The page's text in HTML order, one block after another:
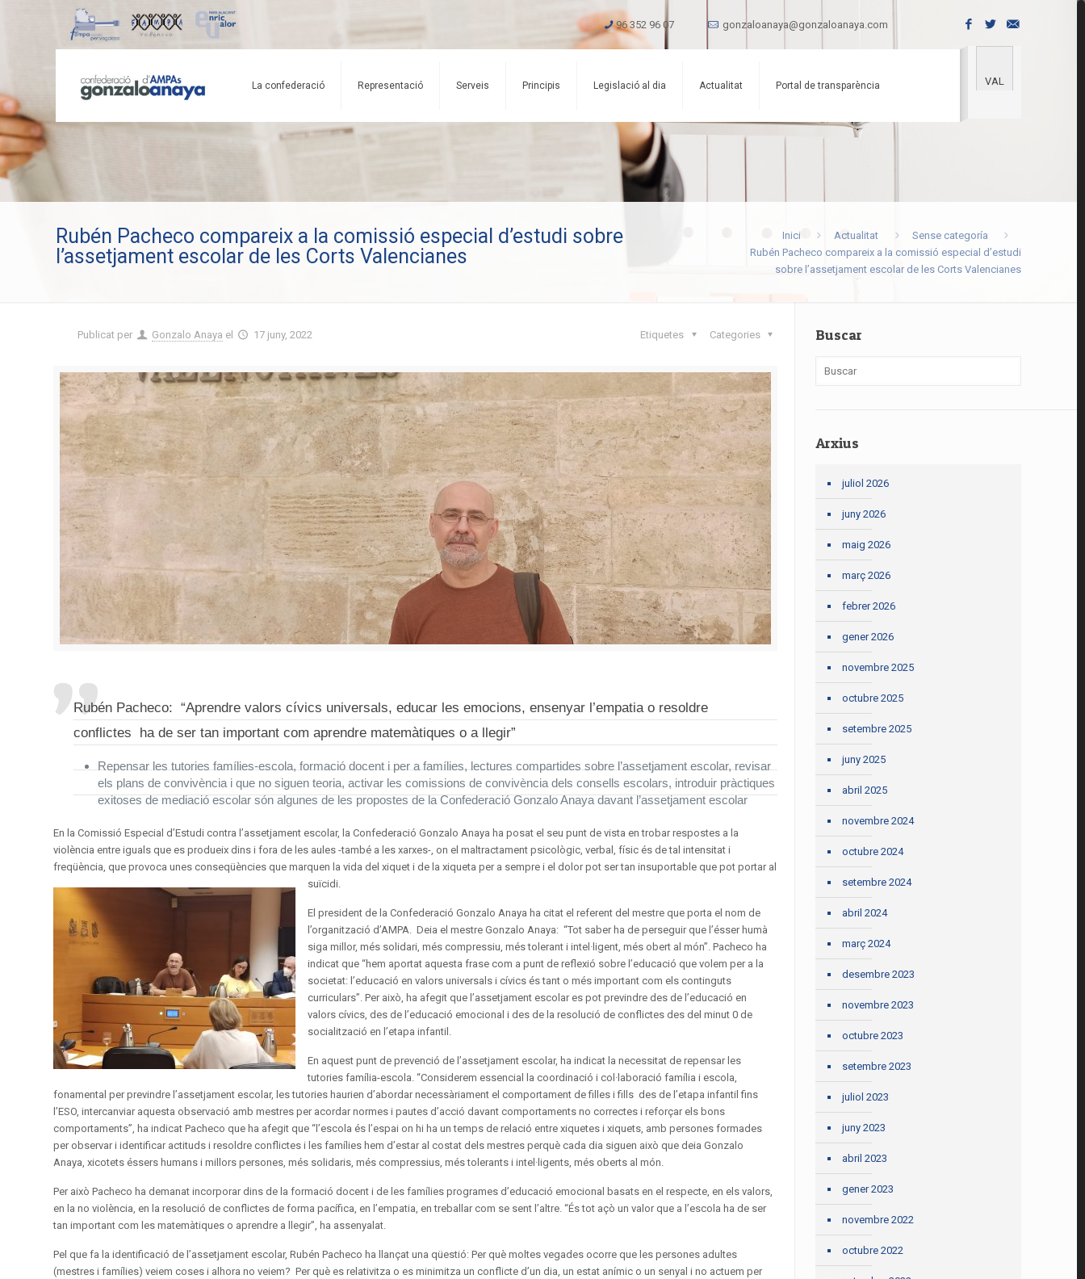
96 352 96 07 gonzaloanaya@gonzaloanaya.com
La confederació Representació Serveis Principis Legislació al dia Actualitat Portal de transparència VAL
Rubén Pacheco compareix a la comissió especial d’estudi sobre
l’assetjament escolar de les Corts Valencianes
Inici Actualitat
Sense categoría
Rubén Pacheco compareix a la comissió especial d’estudi
sobre l’assetjament escolar de les Corts Valencianes
Publicat per Gonzalo Anaya el 17 juny, 2022 Categories
Etiquetes
Rubén Pacheco: “Aprendre valors cívics universals, educar les emocions, ensenyar l’empatia o resoldre
conflictes ha de ser tan important com aprendre matemàtiques o a llegir”
Repensar les tutories famílies-escola, formació docent i per a famílies, lectures compartides sobre l’assetjament escolar, revisar
els plans de convivència i que no siguen teoria, activar les comissions de convivència dels consells escolars, introduir pràctiques
exitoses de mediació escolar són algunes de les propostes de la Confederació Gonzalo Anaya davant l’assetjament escolar
En la Comissió Especial d’Estudi contra l’assetjament escolar, la Confederació Gonzalo Anaya ha posat el seu punt de vista en trobar respostes a la
violència entre iguals que es produeix dins i fora de les aules -també a les xarxes-, on el maltractament psicològic, verbal, físic és de tal intensitat i
freqüència, que provoca unes conseqüències que marquen la vida del xiquet i de la xiqueta per a sempre i el dolor pot ser tan insuportable que pot portar al
suïcidi.
El president de la Confederació Gonzalo Anaya ha citat el referent del mestre que porta el nom de
l’organització d’AMPA. Deia el mestre Gonzalo Anaya: “Tot saber ha de perseguir que l’ésser humà
siga millor, més solidari, més compressiu, més tolerant i intel·ligent, més obert al món”. Pacheco ha
indicat que “hem aportat aquesta frase com a punt de reflexió sobre l’educació que volem per a la
societat: l’educació en valors universals i cívics és tant o més important com els continguts
curriculars”. Per això, ha afegit que l’assetjament escolar es pot previndre des de l’educació en
valors cívics, des de l’educació emocional i des de la resolució de conflictes des del minut 0 de
socialització en l’etapa infantil.
En aquest punt de prevenció de l’assetjament escolar, ha indicat la necessitat de repensar les
tutories família-escola. “Considerem essencial la coordinació i col·laboració família i escola,
fonamental per previndre l’assetjament escolar, les tutories haurien d’abordar necessàriament el comportament de filles i fills des de l’etapa infantil fins
l’ESO, intercanviar aquesta observació amb mestres per acordar normes i pautes d’acció davant comportaments no correctes i reforçar els bons
comportaments”, ha indicat Pacheco que ha afegit que “l’escola és l’espai on hi ha un temps de relació entre xiquetes i xiquets, amb persones formades
per observar i identificar actituds i resoldre conflictes i les famílies hem d’estar al costat dels mestres perquè cada dia siguen això que deia Gonzalo
Anaya, xicotets éssers humans i millors persones, més solidaris, més compressius, més tolerants i intel·ligents, més oberts al món.
Per això Pacheco ha demanat incorporar dins de la formació docent i de les famílies programes d’educació emocional basats en el respecte, en els valors,
en la no violència, en la resolució de conflictes de forma pacífica, en l’empatia, en treballar com se sent l’altre. “És tot açò un valor que a l’escola ha de ser
tan important com les matemàtiques o aprendre a llegir”, ha assenyalat.
Pel que fa la identificació de l’assetjament escolar, Rubén Pacheco ha llançat una qüestió: Per què moltes vegades ocorre que les persones adultes
(mestres i famílies) veiem coses i alhora no veiem? Per què es relativitza o es minimitza un conflicte d’un dia, un estat anímic o un senyal i no actuem per
Buscar
Arxius
juliol 2026
juny 2026
maig 2026
març 2026
febrer 2026
gener 2026
novembre 2025
octubre 2025
setembre 2025
juny 2025
abril 2025
novembre 2024
octubre 2024
setembre 2024
abril 2024
març 2024
desembre 2023
novembre 2023
octubre 2023
setembre 2023
juliol 2023
juny 2023
abril 2023
gener 2023
novembre 2022
octubre 2022